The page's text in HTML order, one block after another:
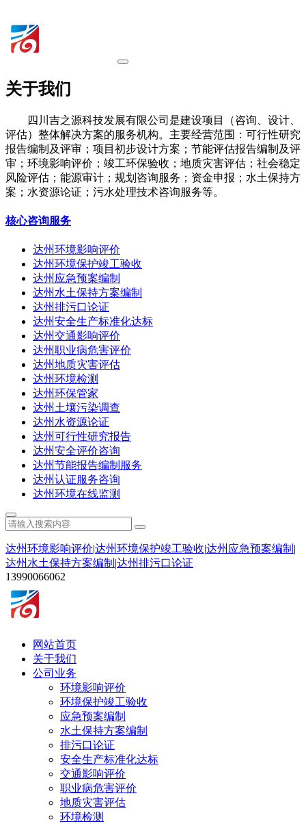
关于我们
四川吉之源科技发展有限公司是建设项目（咨询、设计、
评估）整体解决方案的服务机构。主要经营范围：可行性研究
报告编制及评审；项目初步设计方案；节能评估报告编制及评
审；环境影响评价；竣工环保验收；地质灾害评估；社会稳定
风险评估；能源审计；规划咨询服务；资金申报；水土保持方
案；水资源论证；污水处理技术咨询服务等。
核心咨询服务
达州环境影响评价
达州环境保护竣工验收
达州应急预案编制
达州水土保持方案编制
达州排污口论证
达州安全生产标准化达标
达州交通影响评价
达州职业病危害评价
达州地质灾害评估
达州环境检测
达州环保管家
达州土壤污染调查
达州水资源论证
达州可行性研究报告
达州安全评价咨询
达州节能报告编制服务
达州认证服务咨询
达州环境在线监测
达州环境影响评价|达州环境保护竣工验收|达州应急预案编制 |
达州水土保持方案编制 |达州排污口论证
13990066062
网站首页
关于我们
公司业务
环境影响评价
环境保护竣工验收
应急预案编制
水土保持方案编制
排污口论证
安全生产标准化达标
交通影响评价
职业病危害评价
地质灾害评估
环境检测